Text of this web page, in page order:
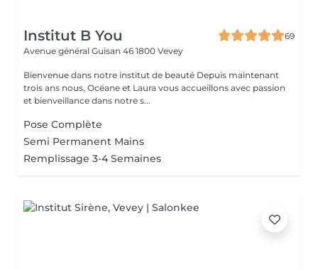
Institut B You
69
Avenue général Guisan 46 1800 Vevey
Bienvenue dans notre institut de beauté Depuis maintenant
trois ans nous, Océane et Laura vous accueillons avec passion
et bienveillance dans notre s...
Pose Complète
Semi Permanent Mains
Remplissage 3-4 Semaines